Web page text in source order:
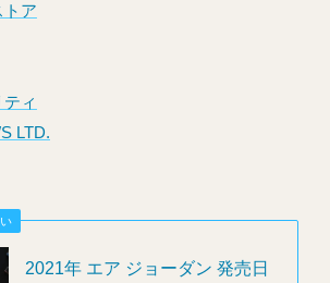
トア
ィ
LTD.
2021年 エア ジョーダン 発売日